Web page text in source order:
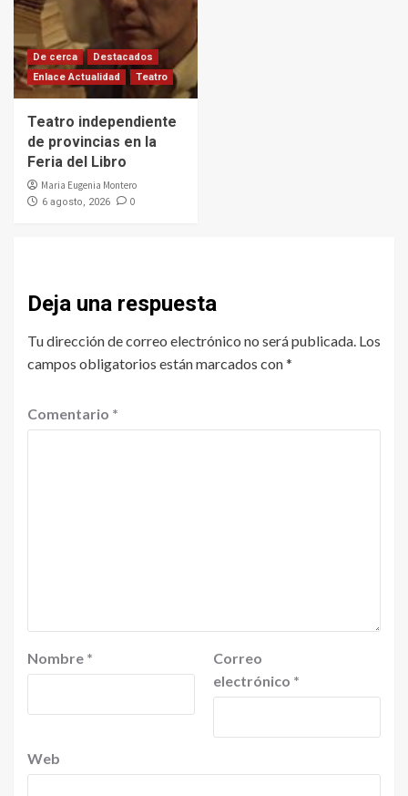
De cerca
Destacados
Enlace Actualidad
Teatro
Teatro independiente
de provincias en la
Feria del Libro
Maria Eugenia Montero
6 agosto, 2026 0
Deja una respuesta
Tu dirección de correo electrónico no será publicada. Los
campos obligatorios están marcados con*
Comentario *
Nombre *
Correo
electrónico *
Web